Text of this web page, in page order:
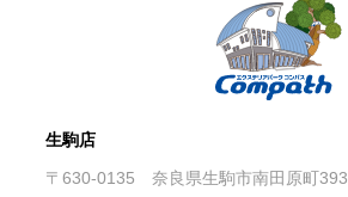
生駒店
〒630-0135 奈良県生駒市南田原町393